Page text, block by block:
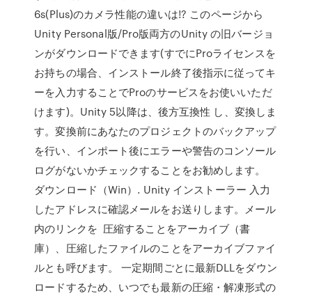
6s(Plus)のカメラ性能の違いは!? このページから
Unity Personal版/Pro版両方のUnity の旧バージョ
ンがダウンロードできます(すでにProライセンスを
お持ちの場合、インストール終了後指示に従ってキ
ーを入力することでProのサービスをお使いいただ
けます)。Unity 5以降は、後方互換性 し、変換しま
す。変換前にあなたのプロジェクトのバックアップ
を行い、インポート後にエラーや警告のコンソール
ログがないかチェックすることをお勧めします。
ダウンロード（Win）. Unity インストーラー 入力
したアドレスに確認メールをお送りします。メール
内のリンクを 圧縮することをアーカイブ（書
庫）、圧縮したファイルのことをアーカイブファイ
ルとも呼びます。 一定期間ごとに最新DLLをダウン
ロードするため、いつでも最新の圧縮・解凍形式の